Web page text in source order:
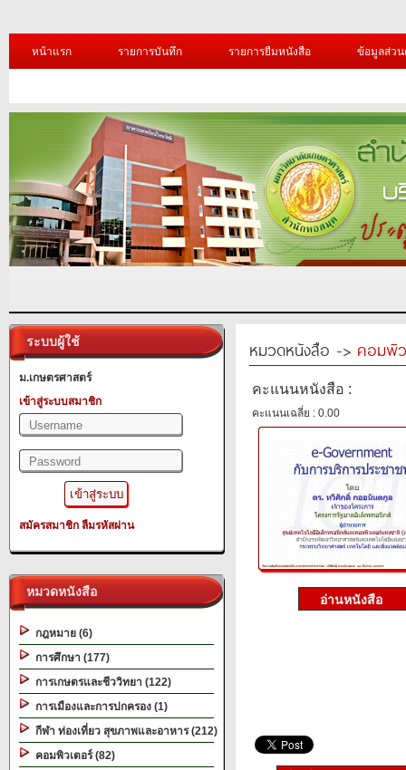
หน้าแรก รายการบันทึก รายการยืมหนังสือ ข้อมูลส่ว
ระบบผู้ใช้
ม.เกษตรศาสตร์
เข้าสู่ระบบสมาชิก
สมัครสมาชิก ลืมรหัสผ่าน
หมวดหนังสือ
กฎหมาย (6)
การศึกษา (177)
การเกษตรและชีววิทยา (122)
การเมืองและการปกครอง (1)
กีฬา ท่องเที่ยว สุขภาพและอาหาร (212)
คอมพิวเตอร์ (82)
หมวดหนังสือ -> คอมพิ
คะแนนหนังสือ :
คะแนนเฉลี่ย : 0.00